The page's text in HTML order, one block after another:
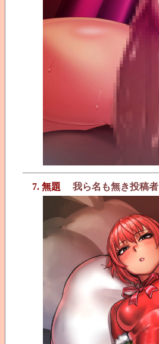
7. 無題 我ら名も無き投稿者